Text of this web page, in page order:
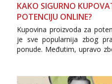
KAKO SIGURNO
POTENCIJU ONLINE?
Kupovina proizvoda za
je sve popularnija zbog
ponude. Međutim, upravo
se pojavljuju i brojni
internetske trgovine te